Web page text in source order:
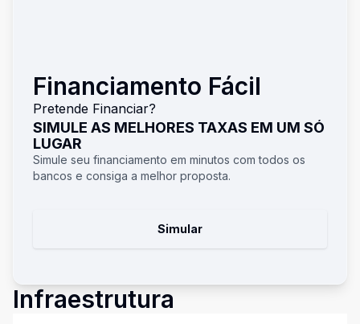
Financiamento Fácil
Pretende Financiar?
SIMULE AS MELHORES TAXAS EM UM SÓ
LUGAR
Simule seu financiamento em minutos com todos os
bancos e consiga a melhor proposta.
Simular
Infraestrutura